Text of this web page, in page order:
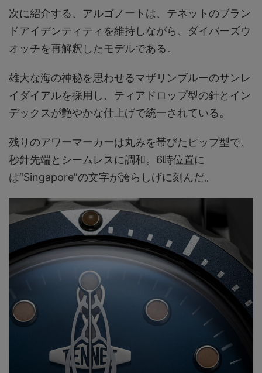
次に紹介する、アルゴノートは、テネットのブラン
ドアイデンティティを維持しながら、ダイバーズウ
オッチを再解釈したモデルである。
雄大な海の神秘を思わせるマザリンブルーのサンレ
イダイアルを採用し、ティアドロップ型の針とイン
デックスが艶やかな仕上げで統一されている。
残りのアワーマーカーは丸みを帯びたピップ型で、
秒針先端とシームレスに調和。6時位置に
は“Singapore”の文字が誇らしげに刻んだ。